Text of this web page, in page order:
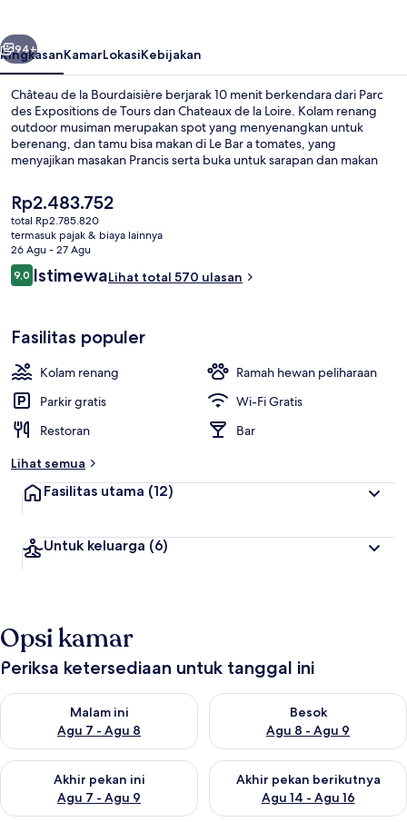
Berikutnya
94+
RingkasanKamarLokasiKebijakan
Château de la Bourdaisière berjarak 10 menit berkendara dari Parc
des Expositions de Tours dan Chateaux de la Loire. Kolam renang
outdoor musiman merupakan spot yang menyenangkan untuk
berenang, dan tamu bisa makan di Le Bar a tomates, yang
menyajikan masakan Prancis serta buka untuk sarapan dan makan
toko roti/camilan adalah keunggulan lainnya.Staf dan kondisi
keseluruhan mendapatkan nilai yang baik dari para traveler.
Harga
saat
ini
Rp2.483.752
Rp2.483.752
total Rp2.785.820
termasuk pajak & biaya lainnya
26 Agu - 27 Agu
Ulasan
9,09,0 dari 10
IstimewaLihat total 570 ulasan
Fasilitas populer
Kolam renang
Ramah hewan peliharaan
Parkir gratis
Wi-Fi Gratis
Restoran
Bar
Lihat semua
Fasilitas utama (12)
Untuk keluarga (6)
Opsi kamar
Periksa ketersediaan untuk tanggal ini
Malam ini
Agu 7 - Agu 8
Periksa ketersediaan untuk malam ini Agu 7 - Agu 8
Besok
Agu 8 - Agu 9
Periksa ketersediaan untuk
Akhir pekan ini
Agu 7 - Agu 9
Periksa ketersediaan untuk akhir pekan ini Agu 7 - Agu 9
Akhir pekan berikutnya
Agu 14 - Agu 16
Periksa ketersediaan untuk